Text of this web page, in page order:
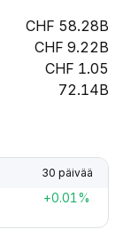
58.28B
9.22B
1.05
72.14B
30 päivää
+0.01%